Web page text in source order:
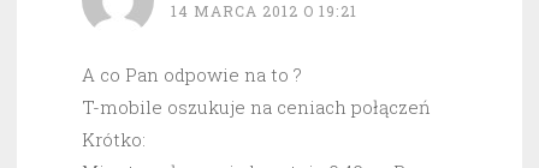
14 MARCA 2012 O 19:21
A co Pan odpowie na to ?
T-mobile oszukuje na ceniach połączeń
Krótko: